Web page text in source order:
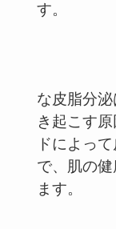
な皮脂分
き起こす
ドによっ
で、肌の
ます。